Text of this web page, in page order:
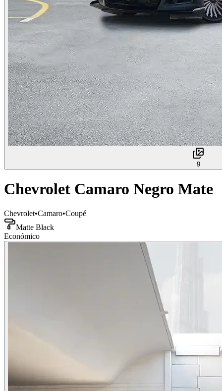
9
Chevrolet Camaro Negro Mate
Chevrolet•Camaro•Coupé
Matte Black
Económico